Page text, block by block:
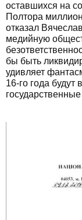
оставшихся на
Полтора
отказал
медийную
бы быть
удивляет
16-го года будут